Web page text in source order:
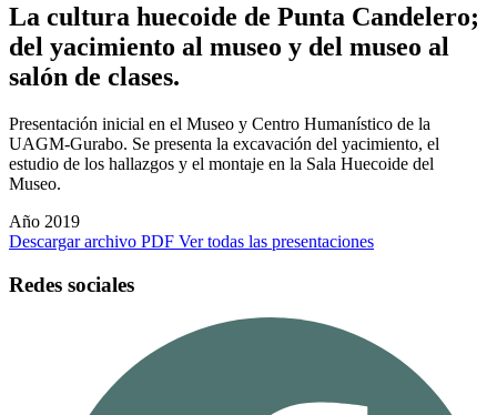
La cultura huecoide de Punta Candelero;
del yacimiento al museo y del museo al
salón de clases.
Presentación inicial en el Museo y Centro Humanístico de la
UAGM-Gurabo. Se presenta la excavación del yacimiento, el
estudio de los hallazgos y el montaje en la Sala Huecoide del
Museo.
Año 2019
Descargar archivo PDF Ver todas las presentaciones
Redes sociales